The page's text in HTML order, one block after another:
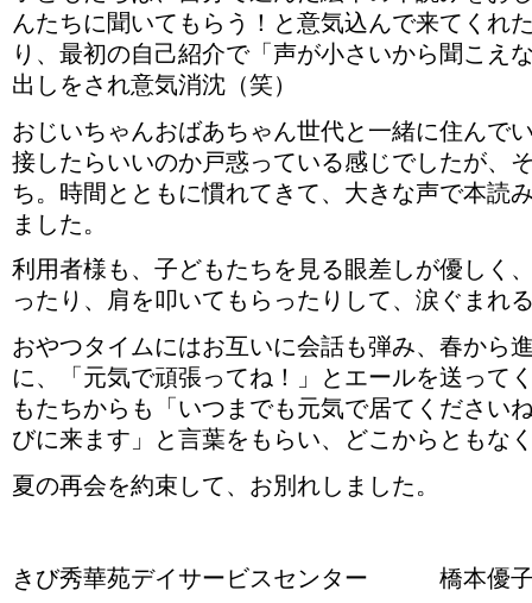
んたちに聞いてもらう！と意気込んで来てくれ
り、最初の自己紹介で「声が小さいから聞こえ
出しをされ意気消沈（笑）
おじいちゃんおばあちゃん世代と一緒に住んで
接したらいいのか戸惑っている感じでしたが、
ち。時間とともに慣れてきて、大きな声で本読
ました。
利用者様も、子どもたちを見る眼差しが優しく
ったり、肩を叩いてもらったりして、涙ぐまれ
おやつタイムにはお互いに会話も弾み、春から
に、「元気で頑張ってね！」とエールを送って
もたちからも「いつまでも元気で居てください
びに来ます」と言葉をもらい、どこからともな
夏の再会を約束して、お別れしました。
きび秀華苑デイサービスセンター 橋本優